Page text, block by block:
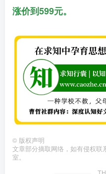
涨价到599元。
© 版权声明
文章部分摘取网络，如有侵权
室。